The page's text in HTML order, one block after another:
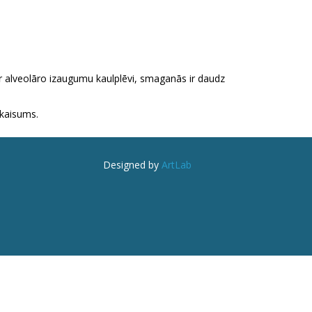
izaugumu kaulplēvi, smaganās ir daudz
Designed by ArtLab